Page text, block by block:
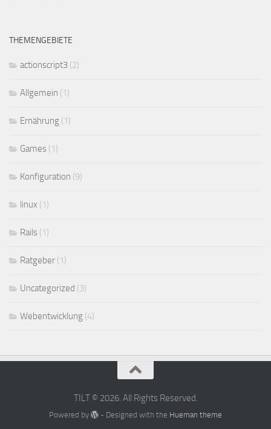
THEMENGEBIETE
actionscript3 (2)
Allgemein (1)
Ernährung (1)
Games (1)
Konfiguration (9)
linux (1)
Rails (1)
Ratgeber (1)
Uncategorized (3)
Webentwicklung (4)
TILT © 2026. All Rights Reserved.
Powered by - Designed with the Hueman theme